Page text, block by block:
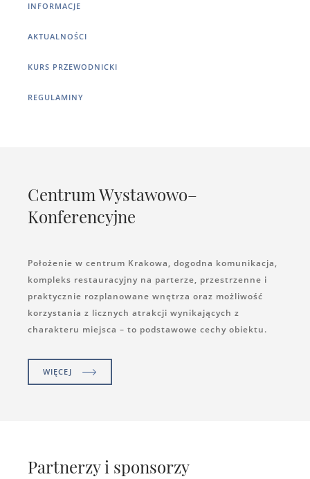
INFORMACJE
AKTUALNOŚCI
KURS PRZEWODNICKI
REGULAMINY
Centrum Wystawowo–
Konferencyjne
Położenie w centrum Krakowa, dogodna komunikacja,
kompleks restauracyjny na parterze, przestrzenne i
praktycznie rozplanowane wnętrza oraz możliwość
korzystania z licznych atrakcji wynikających z
charakteru miejsca – to podstawowe cechy obiektu.
WIĘCEJ
Partnerzy i sponsorzy